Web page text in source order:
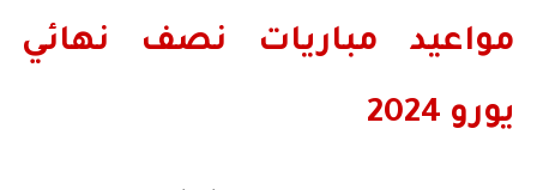
مواعيد مباريات نصف نهائي
يورو 2024